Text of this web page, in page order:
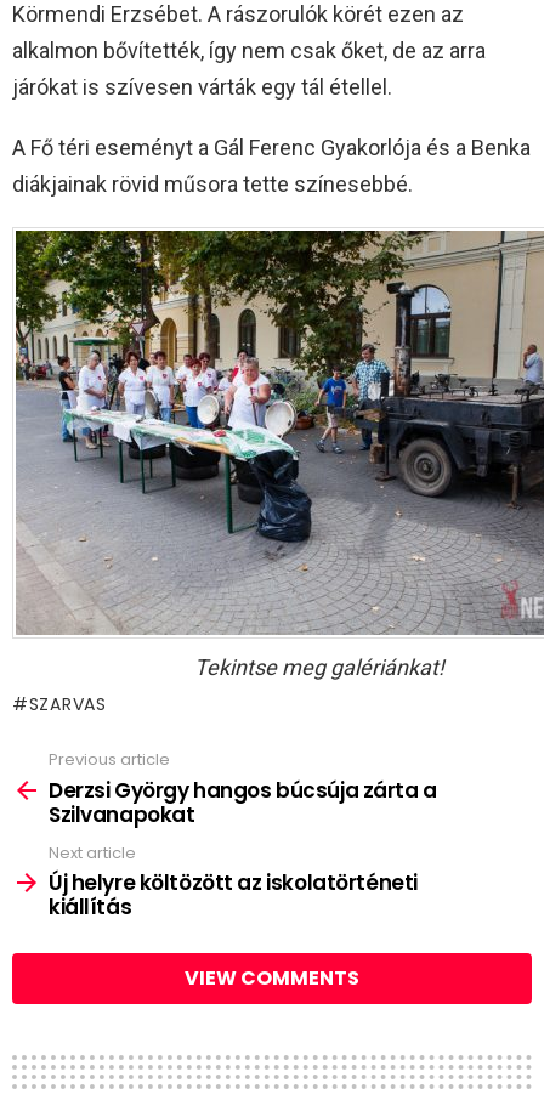
Körmendi Erzsébet. A rászorulók körét ezen az
alkalmon bővítették, így nem csak őket, de az arra
járókat is szívesen várták egy tál étellel.
A Fő téri eseményt a Gál Ferenc Gyakorlója és a Benka
diákjainak rövid műsora tette színesebbé.
Tekintse meg galériánkat!
SZARVAS
more
Previous article
Derzsi György hangos búcsúja zárta a
Szilvanapokat
Next article
Új helyre költözött az iskolatörténeti
kiállítás
VIEW COMMENTS